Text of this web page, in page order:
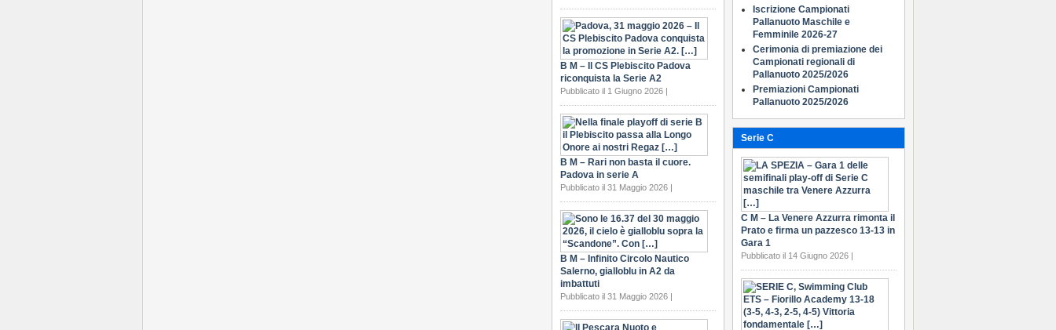
Iscrizione Campionati
Pallanuoto Maschile e
Femminile 2026-27
Cerimonia di premiazione dei
Campionati regionali di
Pallanuoto 2025/2026
Premiazioni Campionati
Pallanuoto 2025/2026
Serie C
C M – La Venere Azzurra rimonta il
Prato e firma un pazzesco 13-13 in
Gara 1
Pubblicato il 14 Giugno 2026 |
B M – Il CS Plebiscito Padova
riconquista la Serie A2
Pubblicato il 1 Giugno 2026 |
B M – Rari non basta il cuore.
Padova in serie A
Pubblicato il 31 Maggio 2026 |
B M – Infinito Circolo Nautico
Salerno, gialloblu in A2 da
imbattuti
Pubblicato il 31 Maggio 2026 |